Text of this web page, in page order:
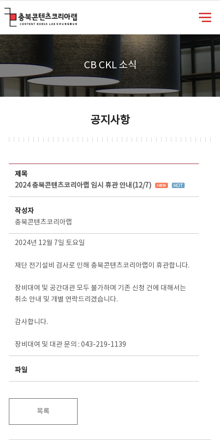
CB CKL 소식
공지사항
제목
2024 충북콘텐츠코리아랩 임시 휴관 안내(12/7)
작성자
충북콘텐츠코리아랩
2024년 12월 7일 토요일
재단 전기설비 검사로 인해 충북콘텐츠코리아랩이 휴관합니다.
장비대여 및 공간대관 모두 불가하며 기존 신청 건에 대해서는
취소 안내 및 개별 연락드리겠습니다.
감사합니다.
장비대여 및 대관 문의 : 043-219-1139
파일
목록